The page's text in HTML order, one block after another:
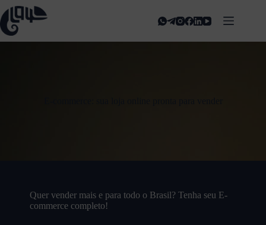
Quer vender mais e para todo o Brasil? Tenha seu E-
commerce completo!